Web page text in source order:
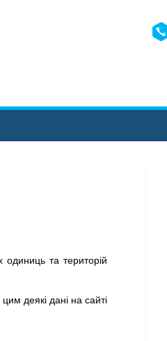
одиниць та територій
деякі дані на сайті